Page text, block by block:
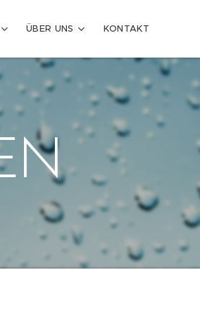
ÜBER UNS KONTAKT